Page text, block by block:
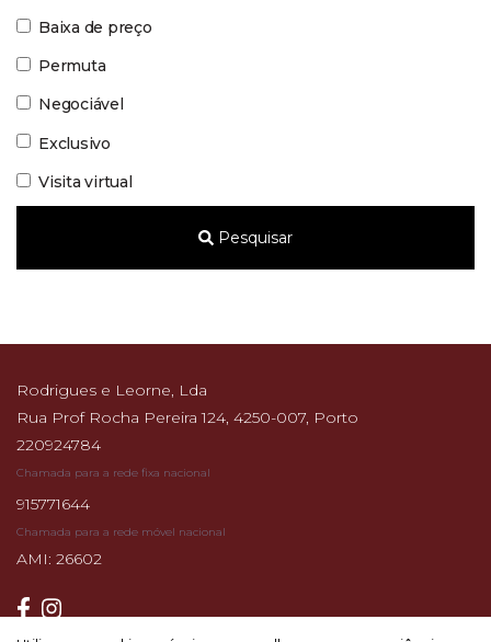
Baixa de preço
Permuta
Negociável
Exclusivo
Visita virtual
Pesquisar
Rodrigues e Leorne, Lda
Rua Prof Rocha Pereira 124, 4250-007, Porto
220924784
Chamada para a rede fixa nacional
915771644
Chamada para a rede móvel nacional
AMI: 26602